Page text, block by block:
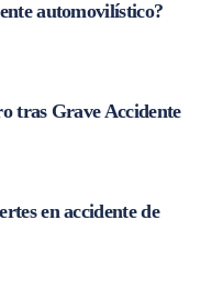
automovilístico?
tras Grave Accidente
en accidente de